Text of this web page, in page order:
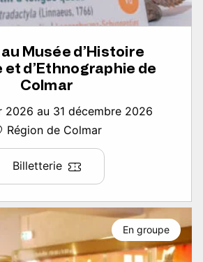
Musée d’Histoire
d’Ethnographie de
Colmar
2026 au 31 décembre 2026
Région de Colmar
Billetterie
En groupe